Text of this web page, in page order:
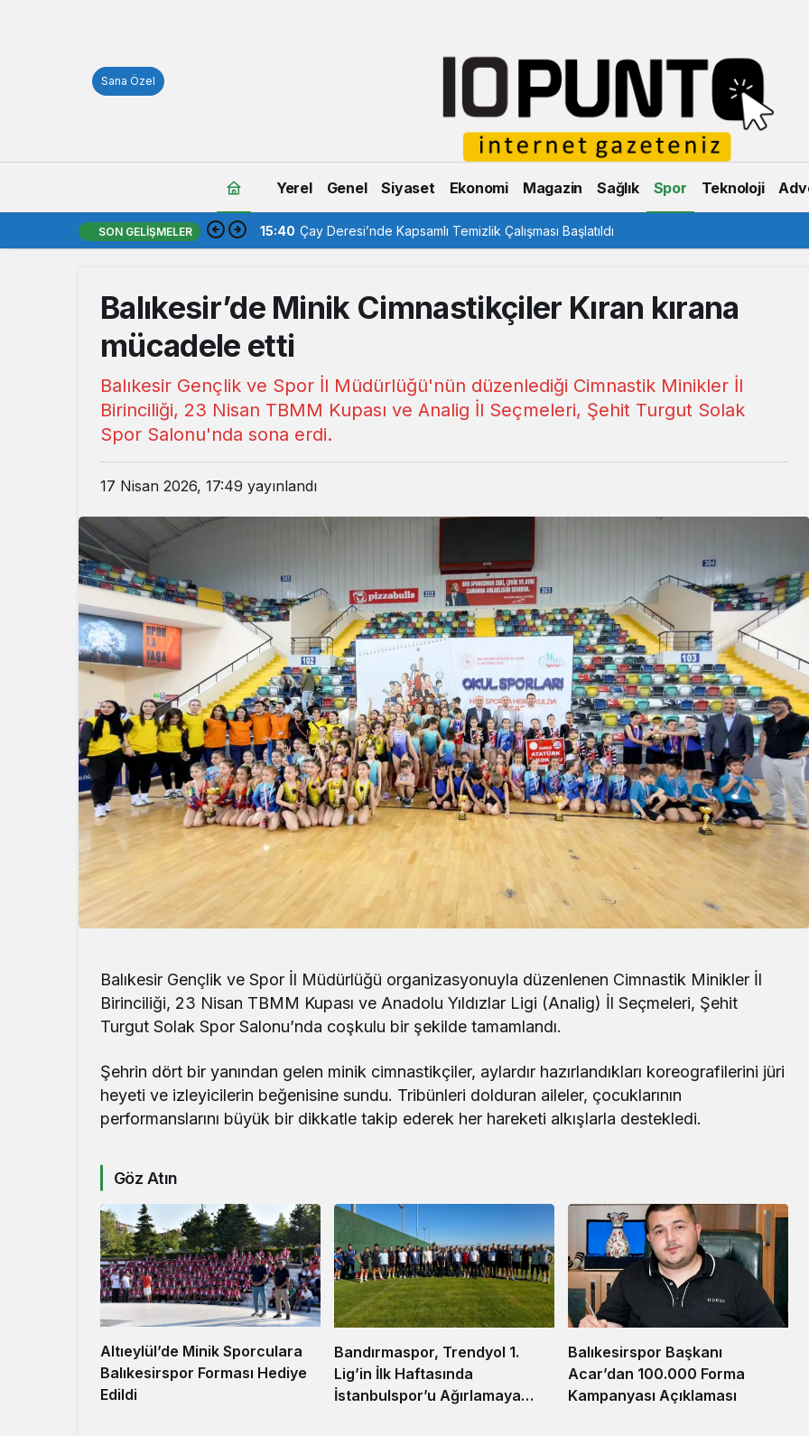
Sana Özel
Yerel Genel Siyaset Ekonomi Magazin Sağlık Spor Teknoloji
SON GELIŞMELER 15:40 Çay Deresi’nde Kapsamlı Temizlik Çalışması Başlatıldı
Balıkesir’de Minik Cimnastikçiler Kıran kırana
mücadele etti
Balıkesir Gençlik ve Spor İl Müdürlüğü'nün düzenlediği Cimnastik Minikler İl
Birinciliği, 23 Nisan TBMM Kupası ve Analig İl Seçmeleri, Şehit Turgut Solak
Spor Salonu'nda sona erdi.
17 Nisan 2026, 17:49 yayınlandı
Balıkesir Gençlik ve Spor İl Müdürlüğü organizasyonuyla düzenlenen Cimnastik Minikler İl
Birinciliği, 23 Nisan TBMM Kupası ve Anadolu Yıldızlar Ligi (Analig) İl Seçmeleri, Şehit
Turgut Solak Spor Salonu’nda coşkulu bir şekilde tamamlandı.
Şehrin dört bir yanından gelen minik cimnastikçiler, aylardır hazırlandıkları koreografilerini jüri
heyeti ve izleyicilerin beğenisine sundu. Tribünleri dolduran aileler, çocuklarının
performanslarını büyük bir dikkatle takip ederek her hareketi alkışlarla destekledi.
Göz Atın
Altıeylül’de Minik Sporculara
Balıkesirspor Forması Hediye
Edildi
Bandırmaspor, Trendyol 1.
Lig’in İlk Haftasında
İstanbulspor’u Ağırlamaya
Balıkesirspor Başkanı
Acar’dan 100.000 Forma
Kampanyası Açıklaması
Çay Deresi’nde Kapsamlı Temizlik